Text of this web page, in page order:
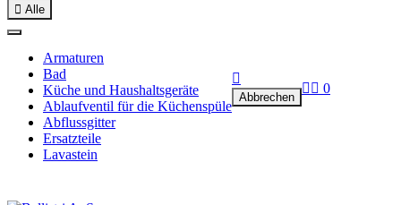
 Alle
Armaturen
Bad
Küche und Haushaltsgeräte
Ablaufventil für die Küchenspüle
Abflussgitter
Ersatzteile
Lavastein

Abbrechen
  0